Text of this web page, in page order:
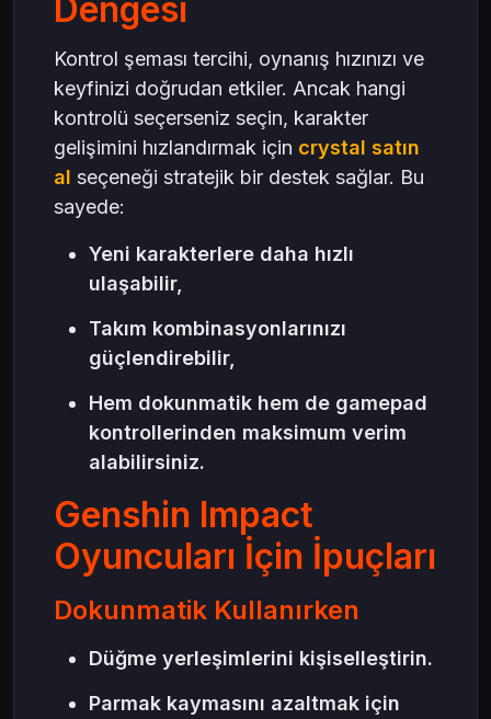
Dengesi
Kontrol şeması tercihi, oynanış hızınızı ve
keyfinizi doğrudan etkiler. Ancak hangi
kontrolü seçerseniz seçin, karakter
gelişimini hızlandırmak için crystal satın
al seçeneği stratejik bir destek sağlar. Bu
sayede:
Yeni karakterlere daha hızlı
ulaşabilir,
Takım kombinasyonlarınızı
güçlendirebilir,
Hem dokunmatik hem de gamepad
kontrollerinden maksimum verim
alabilirsiniz.
Genshin Impact
Oyuncuları İçin İpuçları
Dokunmatik Kullanırken
Düğme yerleşimlerini kişiselleştirin.
Parmak kaymasını azaltmak için